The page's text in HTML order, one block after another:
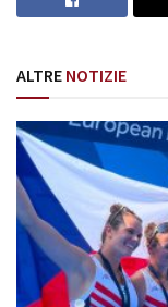
ALTRE NOTIZIE